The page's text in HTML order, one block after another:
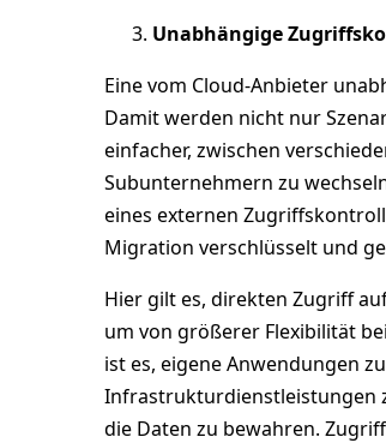
Unabhängige
Eine vom Cloud-Anbieter
Damit werden nicht nur
einfacher, zwischen
Subunternehmern zu
eines externen
Migration verschlüsselt und
Hier gilt es, direkten Zugriff
um von größerer Flexibilität
ist es, eigene Anwendungen
Infrastrukturdienstleistungen
die Daten zu bewahren.